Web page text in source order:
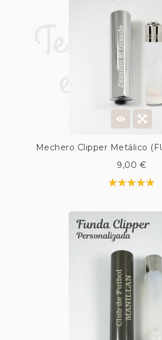
Mechero Clipper Metálico
9,00 €